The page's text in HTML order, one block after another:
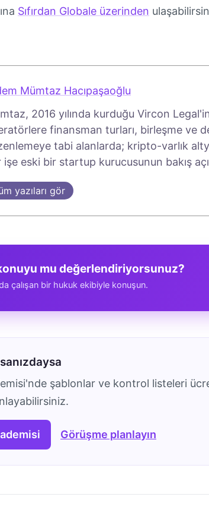
Sıfırdan Globale üzerinden
Mümtaz Hacıpaşaoğlu
2016 yılında kurduğu Vircon
finansman turları, birleşme ve
tabi alanlarda; kripto-varlık
işe eski bir startup kurucusunun bakış
yazıları gör
mu değerlendiriyorsunuz?
çalışan bir hukuk ekibiyle konuşun.
şablonlar ve kontrol listeleri
Görüşme planlayın